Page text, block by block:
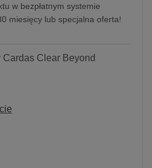
w bezpłatnym systemie
miesięcy lub specjalna oferta!
Cardas Clear Beyond